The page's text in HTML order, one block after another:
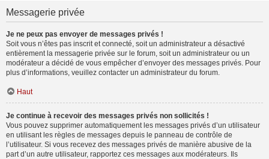
Messagerie privée
Je ne peux pas envoyer de messages privés !
Soit vous n’êtes pas inscrit et connecté, soit un administrateur a désactivé
entièrement la messagerie privée sur le forum, soit un administrateur ou un
modérateur a décidé de vous empêcher d’envoyer des messages privés. Pour
plus d’informations, veuillez contacter un administrateur du forum.
Haut
Je continue à recevoir des messages privés non sollicités !
Vous pouvez supprimer automatiquement les messages privés d’un utilisateur
en utilisant les règles de messages depuis le panneau de contrôle de
l’utilisateur. Si vous recevez des messages privés de manière abusive de la
part d’un autre utilisateur, rapportez ces messages aux modérateurs. Ils